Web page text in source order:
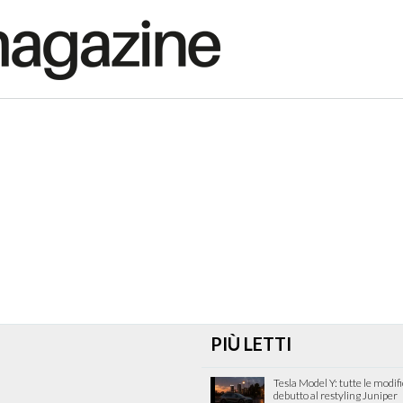
PIÙ LETTI
Tesla Model Y: tutte le
debutto al restyling Juniper